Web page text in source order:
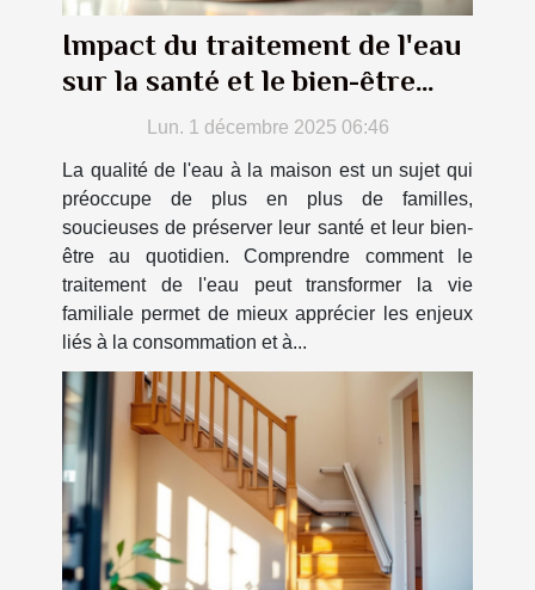
Impact du traitement de l'eau
sur la santé et le bien-être
familialLun. 1 décembre 2025 06:46
La qualité de l'eau à la maison est un sujet qui
préoccupe de plus en plus de familles,
soucieuses de préserver leur santé et leur bien-
être au quotidien. Comprendre comment le
traitement de l'eau peut transformer la vie
familiale permet de mieux apprécier les enjeux
liés à la consommation et à...